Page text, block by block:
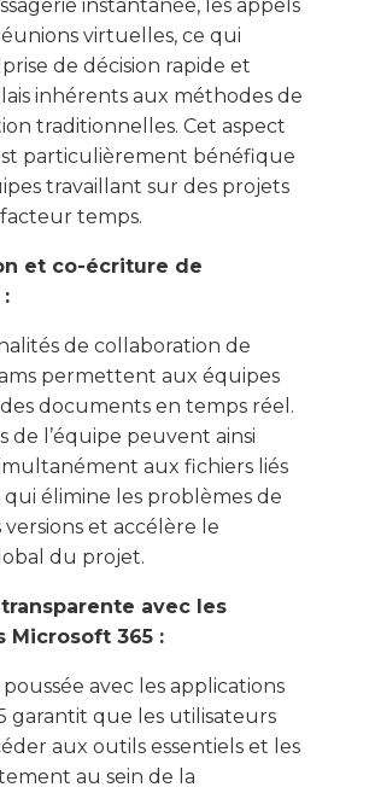
instantanée, les appels
virtuelles, ce qui
de décision rapide et
inhérents aux méthodes de
traditionnelles. Cet aspect
particulièrement bénéfique
travaillant sur des projets
temps.
et co-écriture de
de collaboration de
permettent aux équipes
documents en temps réel.
de l’équipe peuvent ainsi
aux fichiers liés
élimine les problèmes de
et accélère le
du projet.
avec les
Microsoft 365 :
poussée avec les applications
garantit que les utilisateurs
aux outils essentiels et les
au sein de la